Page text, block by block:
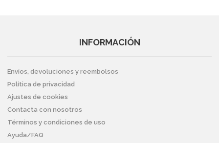
INFORMACIÓN
Envíos, devoluciones y reembolsos
Política de privacidad
Ajustes de cookies
Contacta con nosotros
Términos y condiciones de uso
Ayuda/FAQ